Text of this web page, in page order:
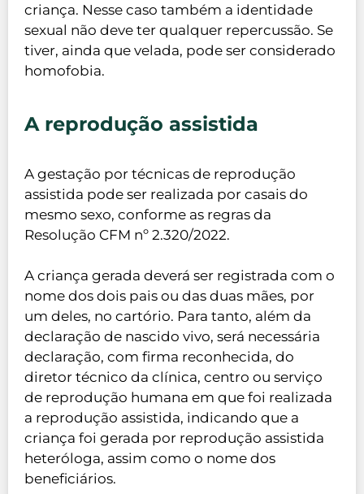
criança. Nesse caso também a identidade
sexual não deve ter qualquer repercussão. Se
tiver, ainda que velada, pode ser considerado
homofobia.
A reprodução assistida
A gestação por técnicas de reprodução
assistida pode ser realizada por casais do
mesmo sexo, conforme as regras da
Resolução CFM nº 2.320/2022.
A criança gerada deverá ser registrada com o
nome dos dois pais ou das duas mães, por
um deles, no cartório. Para tanto, além da
declaração de nascido vivo, será necessária
declaração, com firma reconhecida, do
diretor técnico da clínica, centro ou serviço
de reprodução humana em que foi realizada
a reprodução assistida, indicando que a
criança foi gerada por reprodução assistida
heteróloga, assim como o nome dos
beneficiários.